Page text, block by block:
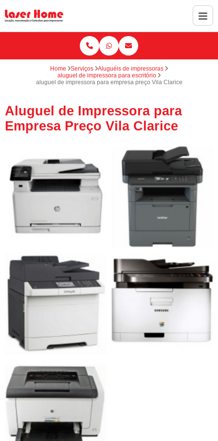
Home Serviços
Aluguéis de impressoras
aluguel de impressora para escritório
aluguel de impressora para empresa preço Vila Clarice
Aluguel de Impressora para
Empresa Preço Vila Clarice